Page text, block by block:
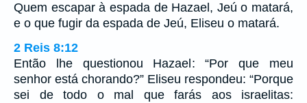
Quem escapar à espada de Hazael, Jeú o matará,
e o que fugir da espada de Jeú, Eliseu o matará.
2 Reis 8:12
Então lhe questionou Hazael: “Por que meu
senhor está chorando?” Eliseu respondeu: “Porque
sei de todo o mal que farás aos israelitas: